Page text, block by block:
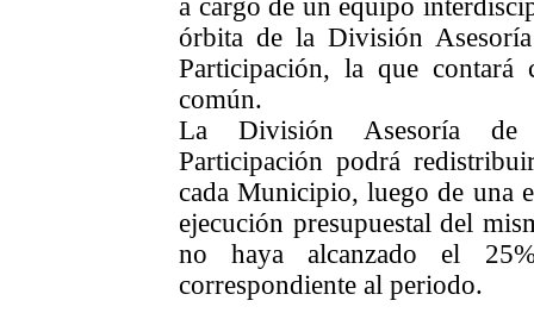
a cargo de un equipo
órbita de la División
Participación, la que contará
común.
La División Asesoría
Participación podrá
cada Municipio, luego de una
ejecución presupuestal del
no haya alcanzado el
correspondiente al periodo.